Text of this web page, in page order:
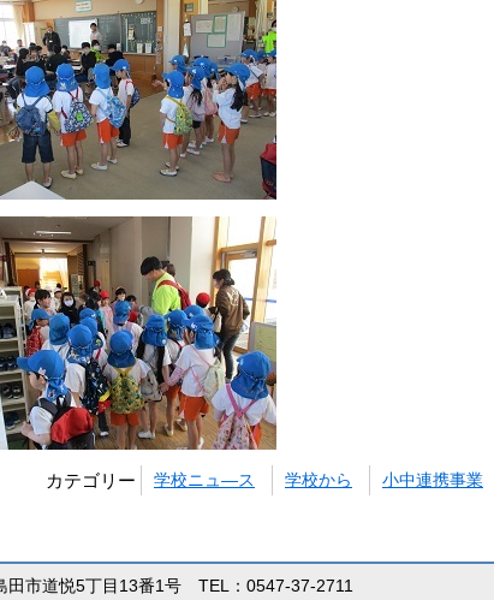
カテゴリー 学校ニュ―ス 学校から 小中連携事業
田市道悦5丁目13番1号 TEL：0547-37-2711